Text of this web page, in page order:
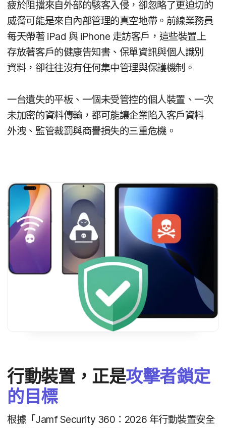
疲於​阻擋來自​外部​的​駭客​入侵，​卻​忽​略​了​更​迫切​的​
威脅​可能​是​來自​內部​管理​的​真空​地帶。​前線​業務員​
每​天​帶​著iPad 與iPhone 走訪​客戶，​這些​裝置​上​
存放​著​客戶​的​健康​告​知書、​保單​資訊​與​個人識別​
資料，​卻​往往​沒有​任何​集中​管理​與​保護​機制。
一​台​遺失​的​平板、​一​個​未​受​管控​的​個人​裝置、​一​次​
未​加密​的​資料​傳輸，​都​可能​讓​企業​陷入​客戶​資料​
外洩、​監管​裁罰​與​商譽​損失​的​三重​危機。
行動​裝置，​正​是攻擊​者​鎖定​
的​目標
根據​「Jamf Security 360 ： 2026 年​行動​裝置​安全​